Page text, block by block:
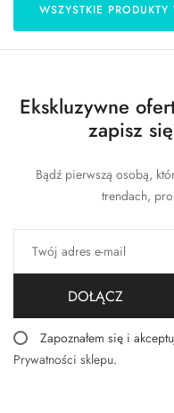
WSZYSTKIE
Ekskluzywne
zapisz
Bądź pierwszą osobą,
trendach,
DOŁĄCZ
Zapoznałem się i
Prywatności sklepu.